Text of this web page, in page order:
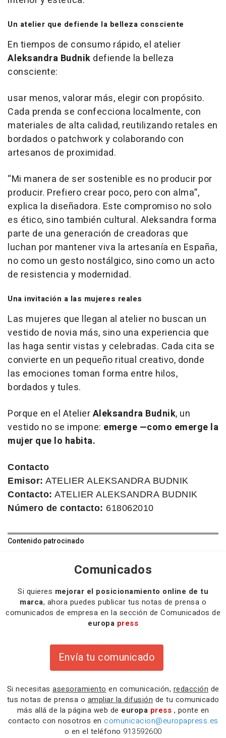
Un atelier que defiende la belleza consciente
En tiempos de consumo rápido, el atelier
Aleksandra Budnik defiende la belleza
consciente:
usar menos, valorar más, elegir con propósito.
Cada prenda se confecciona localmente, con
materiales de alta calidad, reutilizando retales en
bordados o patchworky colaborando con
artesanos de proximidad.
“Mi manera de ser sostenible es no producir por
producir. Prefiero crear poco, pero con alma”,
explica la diseñadora. Este compromiso no solo
es ético, sino también cultural. Aleksandra forma
parte de una generación de creadoras que
luchan por mantener viva la artesanía en España,
no como un gesto nostálgico, sino como un acto
de resistencia y modernidad.
Una invitación a las mujeres reales
Las mujeres que llegan al atelier no buscan un
vestido de novia más, sino una experiencia que
las haga sentir vistas y celebradas. Cada cita se
convierte en un pequeño ritual creativo, donde
las emociones toman forma entre hilos,
bordados y tules.
Porque en el AtelierAleksandra Budnik, un
vestido no se impone: emerge —como emerge la
mujer que lo habita.
Contacto
Emisor: ATELIER ALEKSANDRA BUDNIK
Contacto: ATELIER ALEKSANDRA BUDNIK
Número de contacto: 618062010
Contenido patrocinado
Comunicados
Si quieres mejorar el posicionamiento online de tu
marca, ahora puedes publicar tus notas de prensa o
comunicados de empresa en la sección de Comunicados de
europa press
Envía tu comunicado
Si necesitas asesoramiento en comunicación, redacción de
tus notas de prensa o ampliar la difusión de tu comunicado
más allá de la página web de europa press , ponte en
contacto con nosotros en comunicacion@europapress.es
o en el teléfono 913592600